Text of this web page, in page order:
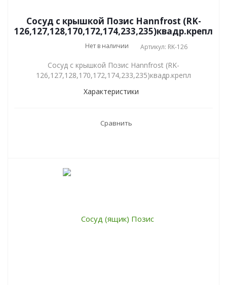
Сосуд с крышкой Позис Hannfrost (RK-
126,127,128,170,172,174,233,235)квадр.крепл
Нет в наличии Артикул: RK-126
Сосуд с крышкой Позис Hannfrost (RK-
126,127,128,170,172,174,233,235)квадр.крепл
Характеристики
Сравнить